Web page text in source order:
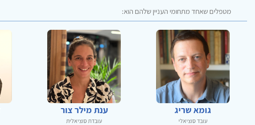
מטפלים שאחד מתחומי העניין שלהם הוא:
גומא שריג
עובד סוציאלי
ענת מילר צור
עובדת סוציאלית